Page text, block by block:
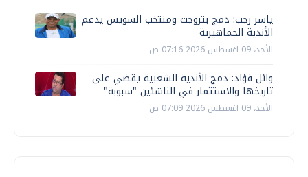
ياسر رجب: دمج بتروجت ومنتخب السويس يدعم
الأندية الجماهيرية
الأحد، 09 اغسطس 2026 07:16 ص
وائل فؤاد: دمج الأندية الشعبية يقضي على
تاريخها والاستثمار في الناشئين "سبوبة"
الأحد، 09 اغسطس 2026 07:09 ص